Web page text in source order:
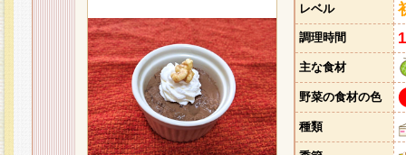
レベル
調理時間
主な食材
野菜の食材の色
種類